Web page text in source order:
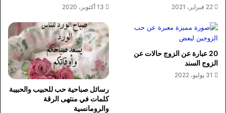
22 فبراير، 2021 13 أكتوبر، 2020
20 عبارة عن الزوج حالات عن
الزوج السند
31 يوليو، 2022
رسائل صباحية حب للحبيب والحبيبة
كلمات في منتهى الرقة
والرومانسية